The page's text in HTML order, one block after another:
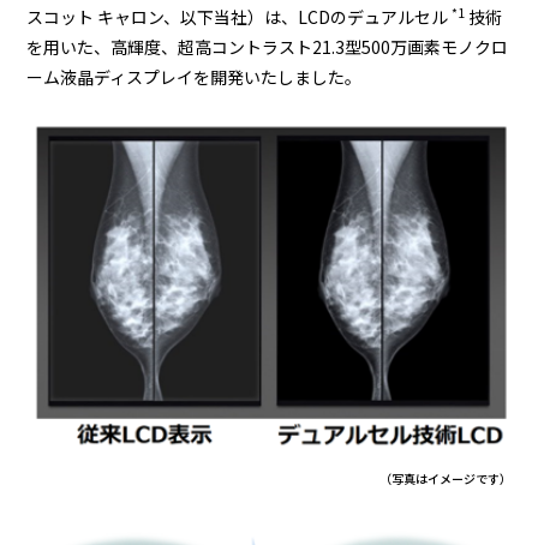
BEYOND DISPLAY
スコット キャロン、以下当社）は、LCDのデュアルセル*1 技術
を用いた、高輝度、超高コントラスト21.3型500万画素モノクロ
ーム液晶ディスプレイを開発いたしました。
（写真はイメージです）